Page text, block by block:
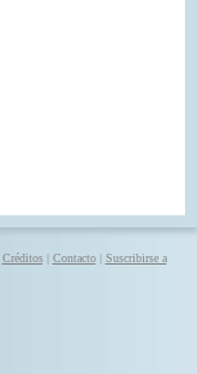
Créditos| Contacto| Suscribirse a